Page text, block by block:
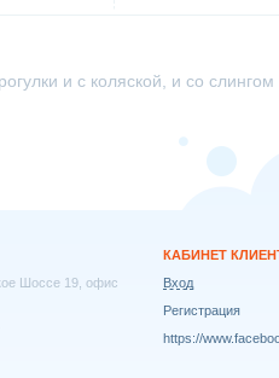
и с коляской, и со слингом
Шоссе 19, офис
КАБИНЕТ
Вход
Регистрация
https://